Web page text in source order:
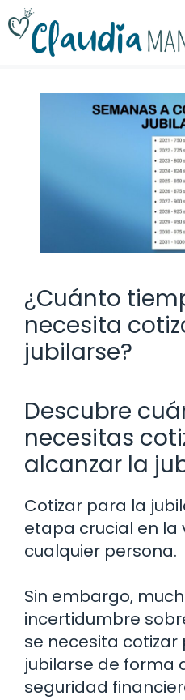
Saltar
al
contenido
¿Cuánto
necesita
jubilarse?
Descubre
necesitas
alcanzar la
Cotizar para la
etapa crucial en la
cualquier persona.
Sin embargo,
incertidumbre
se necesita
jubilarse de forma
seguridad